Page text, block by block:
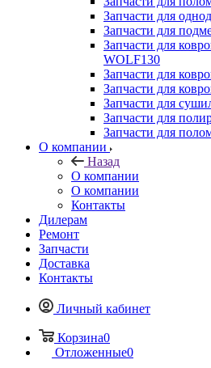
Запчасти для
Запчасти для
Запчасти для
WOLF130
Запчасти для
Запчасти для
Запчасти для
Запчасти для
Запчасти для
О компании
Назад
О компании
О компании
Контакты
Дилерам
Ремонт
Запчасти
Доставка
Контакты
Личный кабинет
Корзина0
Отложенные0